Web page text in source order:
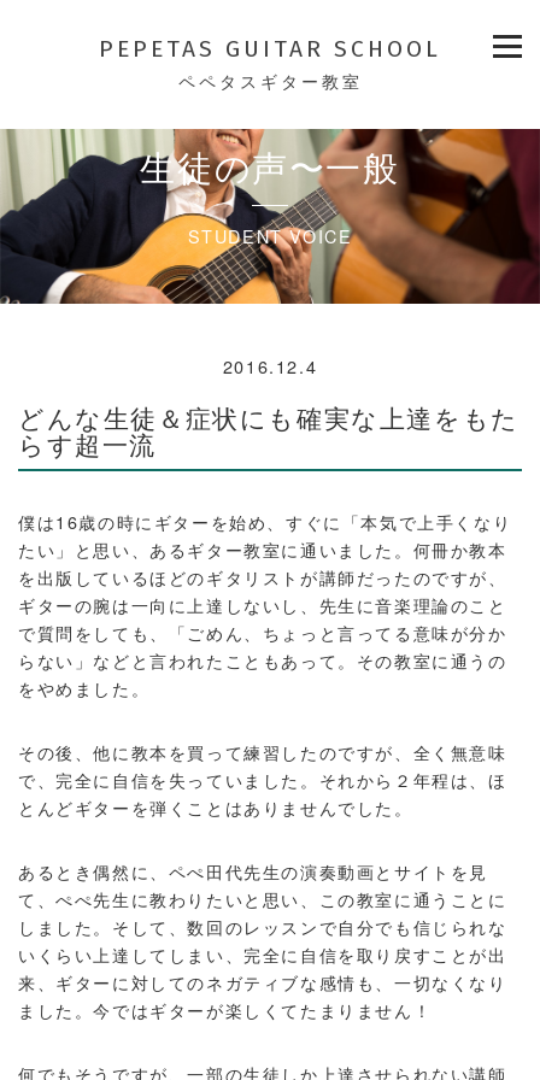
PEPETAS GUITAR SCHOOL
ペペタスギター教室
生徒の声〜一般
STUDENT VOICE
2016.12.4
どんな生徒＆症状にも確実な上達をもた
らす超一流
僕は16歳の時にギターを始め、すぐに「本気で上手くなり
たい」と思い、あるギター教室に通いました。何冊か教本
を出版しているほどのギタリストが講師だったのですが、
ギターの腕は一向に上達しないし、先生に音楽理論のこと
で質問をしても、「ごめん、ちょっと言ってる意味が分か
らない」などと言われたこともあって。その教室に通うの
をやめました。
その後、他に教本を買って練習したのですが、全く無意味
で、完全に自信を失っていました。それから２年程は、ほ
とんどギターを弾くことはありませんでした。
あるとき偶然に、ペぺ田代先生の演奏動画とサイトを見
て、ぺぺ先生に教わりたいと思い、この教室に通うことに
しました。そして、数回のレッスンで自分でも信じられな
いくらい上達してしまい、完全に自信を取り戻すことが出
来、ギターに対してのネガティブな感情も、一切なくなり
ました。今ではギターが楽しくてたまりません！
何でもそうですが、一部の生徒しか上達させられない講師